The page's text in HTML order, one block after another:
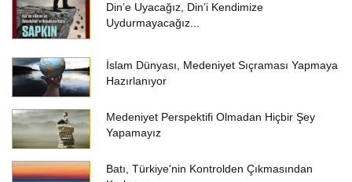
Din’e Uyacağız, Din’i Kendimize
Uydurmayacağız...
İslam Dünyası, Medeniyet Sıçraması Yapmaya
Hazırlanıyor
Medeniyet Perspektifi Olmadan Hiçbir Şey
Yapamayız
Batı, Türkiye'nin Kontrolden Çıkmasından